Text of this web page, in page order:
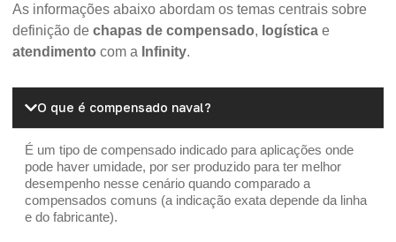
As informações abaixo abordam os temas centrais sobre
definição de chapas de compensado, logística e
atendimento com a Infinity.
O que é compensado naval?
É um tipo de compensado indicado para aplicações onde
pode haver umidade, por ser produzido para ter melhor
desempenho nesse cenário quando comparado a
compensados comuns (a indicação exata depende da linha
e do fabricante).